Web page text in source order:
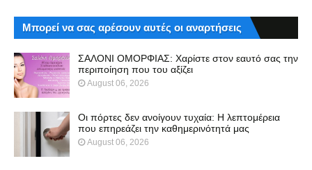
Μπορεί να σας αρέσουν αυτές οι αναρτήσεις
ΣΑΛΟΝΙ ΟΜΟΡΦΙΑΣ: Χαρίστε στον εαυτό σας την
περιποίηση που του αξίζει
August 06, 2026
Οι πόρτες δεν ανοίγουν τυχαία: Η λεπτομέρεια
που επηρεάζει την καθημερινότητά μας
August 06, 2026